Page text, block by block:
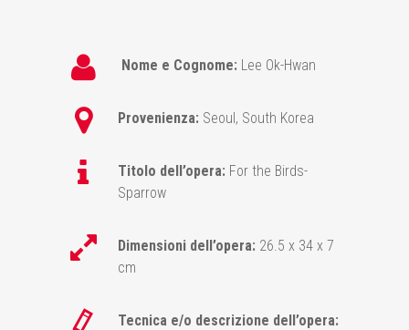
Nome e Cognome: Lee Ok-Hwan
Provenienza: Seoul, South Korea
Titolo dell’opera: For the Birds-
Sparrow
Dimensioni dell’opera: 26.5 x 34 x 7
cm
Tecnica e/o descrizione dell’opera: